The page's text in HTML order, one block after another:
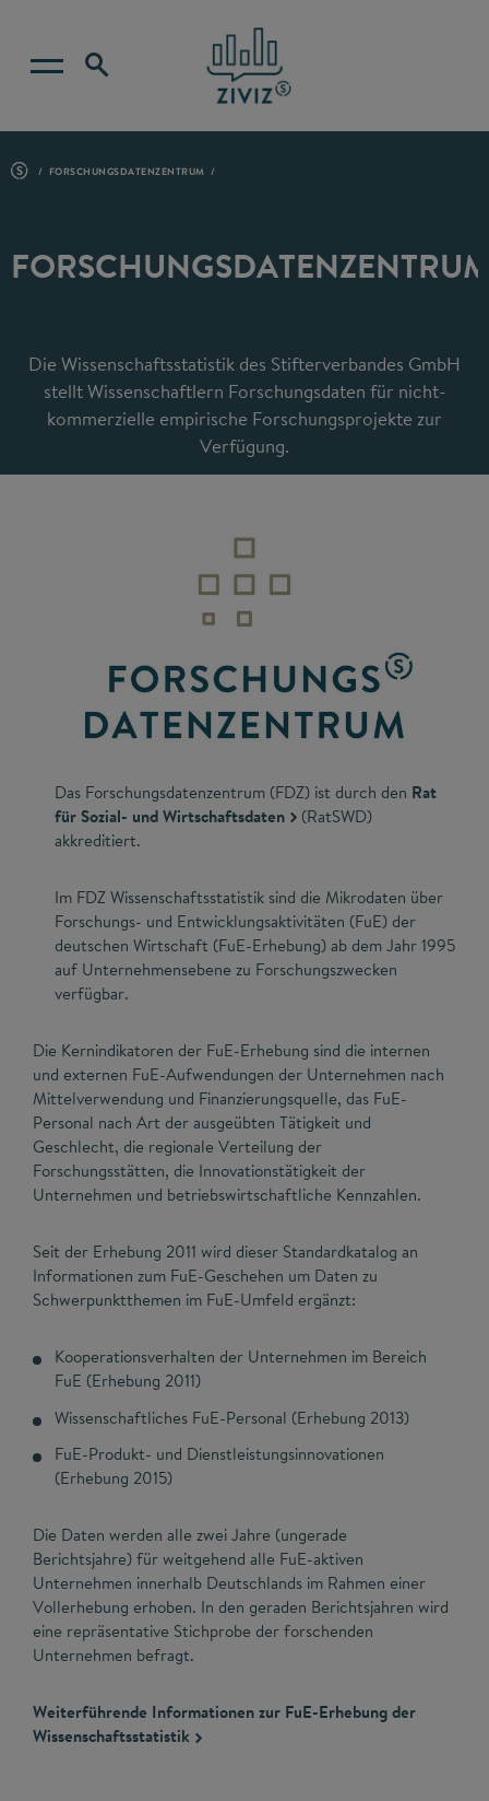
FORSCHUNGSDATENZENTRUM
Die Wissenschaftsstatistik des Stifterverbandes GmbH
stellt Wissenschaftlern Forschungsdaten für nicht-
kommerzielle empirische Forschungsprojekte zur
Verfügung.
Das Forschungsdatenzentrum (FDZ) ist durch den Rat
für Sozial- und Wirtschaftsdaten
(RatSWD)
akkreditiert.
Im FDZ Wissenschaftsstatistik sind die Mikrodaten über
Forschungs- und Entwicklungsaktivitäten (FuE) der
deutschen Wirtschaft (FuE-Erhebung) ab dem Jahr 1995
auf Unternehmensebene zu Forschungszwecken
verfügbar.
Die Kernindikatoren der FuE-Erhebung sind die internen
und externen FuE-Aufwendungen der Unternehmen nach
Mittelverwendung und Finanzierungsquelle, das FuE-
Personal nach Art der ausgeübten Tätigkeit und
Geschlecht, die regionale Verteilung der
Forschungsstätten, die Innovationstätigkeit der
Unternehmen und betriebswirtschaftliche Kennzahlen.
Seit der Erhebung 2011 wird dieser Standardkatalog an
Informationen zum FuE-Geschehen um Daten zu
Schwerpunktthemen im FuE-Umfeld ergänzt:
Kooperationsverhalten der Unternehmen im Bereich
FuE (Erhebung 2011)
Wissenschaftliches FuE-Personal (Erhebung 2013)
FuE-Produkt- und Dienstleistungsinnovationen
(Erhebung 2015)
Die Daten werden alle zwei Jahre (ungerade
Berichtsjahre) für weitgehend alle FuE-aktiven
Unternehmen innerhalb Deutschlands im Rahmen einer
Vollerhebung erhoben. In den geraden Berichtsjahren wird
eine repräsentative Stichprobe der forschenden
Unternehmen befragt.
Weiterführende Informationen zur FuE-Erhebung der
Wissenschaftsstatistik